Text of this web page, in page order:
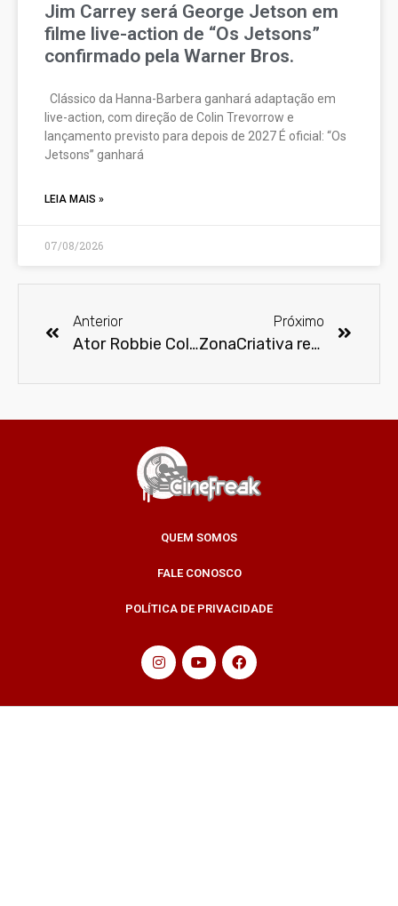
Jim Carrey será George Jetson em
filme live-action de “Os Jetsons”
confirmado pela Warner Bros.
Clássico da Hanna-Barbera ganhará adaptação em
live-action, com direção de Colin Trevorrow e
lançamento previsto para depois de 2027 É oficial: “Os
Jetsons” ganhará
LEIA MAIS »
07/08/2026
Anterior
Ator Robbie Coltrane morre aos 72 anos
Próximo
ZonaCriativa realiza 1ª competição de cosplay feminino
QUEM SOMOS
FALE CONOSCO
POLÍTICA DE PRIVACIDADE